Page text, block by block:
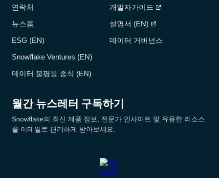
월간 뉴스레터 구독하기
Snowflake의 최신 제품 정보, 전문가 인사이트 및 유용한 리소스
를 이메일로 편리하게 받아보세요.
연락처
뉴스룸
ESG (EN)
Snowflake Ventures (EN)
데이터 불평등 종식 (EN)
개발자가이드
설명서 (EN)
데이터 거버넌스